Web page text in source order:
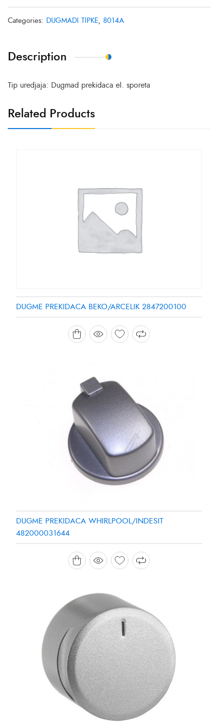
Categories: DUGMADI TIPKE, 8014A
Description
Tip uredjaja: Dugmad prekidaca el. sporeta
Related Products
DUGME PREKIDACA BEKO/ARCELIK 2847200100
DUGME PREKIDACA WHIRLPOOL/INDESIT
482000031644